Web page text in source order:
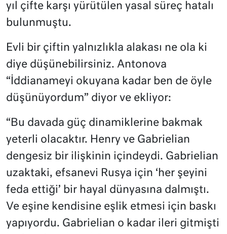
yıl çifte karşı yürütülen yasal süreç hatalı
bulunmuştu.
Evli bir çiftin yalnızlıkla alakası ne ola ki
diye düşünebilirsiniz. Antonova
“İddianameyi okuyana kadar ben de öyle
düşünüyordum” diyor ve ekliyor:
“Bu davada güç dinamiklerine bakmak
yeterli olacaktır. Henry ve Gabrielian
dengesiz bir ilişkinin içindeydi. Gabrielian
uzaktaki, efsanevi Rusya için ‘her şeyini
feda ettiği’ bir hayal dünyasına dalmıştı.
Ve eşine kendisine eşlik etmesi için baskı
yapıyordu. Gabrielian o kadar ileri gitmişti